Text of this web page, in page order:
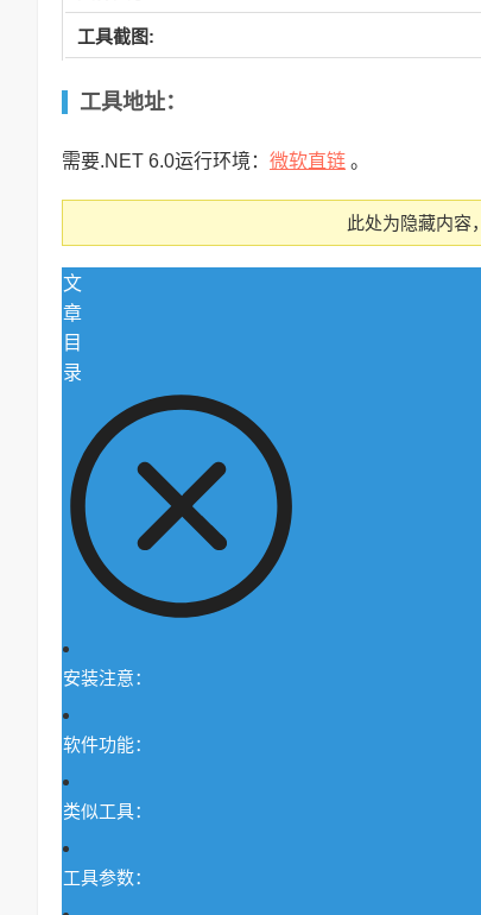
工具截图:
工具地址：
需要.NET 6.0运行环境： 微软直链 。
此处为隐藏内容
文
章
目
录
安装注意：
软件功能：
类似工具：
工具参数：